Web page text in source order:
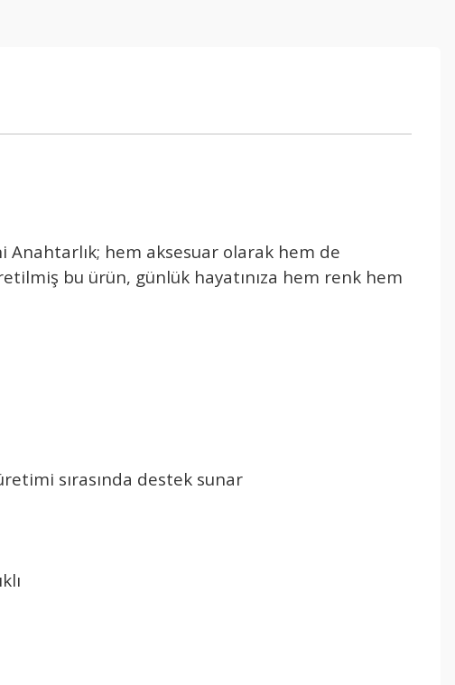
hem aksesuar olarak hem de
bu ürün, günlük hayatınıza hem renk hem
sırasında destek sunar